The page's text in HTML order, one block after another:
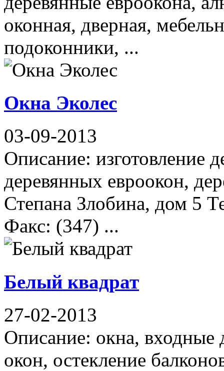
оконная, дверная,
подоконники, ...
Окна Эколес
03-09-2013
Описание: изготовление
деревянных евроокон,
Степана Злобина, дом 5
Факс: (347) ...
Белый квадрат
27-02-2013
Описание: окна,
окон, остекление